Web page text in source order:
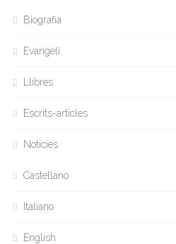
Biografia
Evangeli
Llibres
Escrits-articles
Notícies
Castellano
Italiano
English